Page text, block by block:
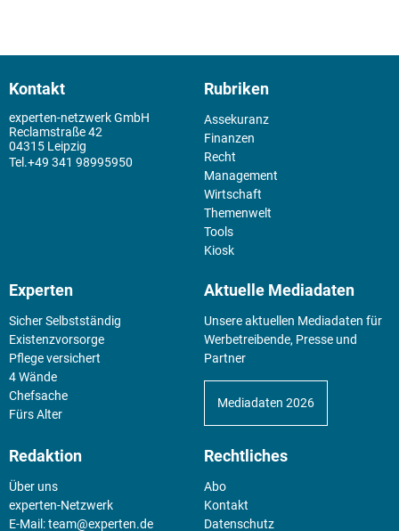
Kontakt
experten-netzwerk GmbH
Reclamstraße 42
04315 Leipzig
+49 341 98995950
Rubriken
Assekuranz
Finanzen
Recht
Management
Wirtschaft
Themenwelt
Tools
Kiosk
Experten
Sicher Selbstständig
Existenz­vorsorge
Pflege versichert
4 Wände
Chefsache
Fürs Alter
Aktuelle Mediadaten
Unsere aktuellen Mediadaten für
Werbetreibende, Presse und
Partner
Mediadaten 2026
Redaktion
Über uns
experten-Netzwerk
E-Mail:team@experten.de
Rechtliches
Abo
Kontakt
Datenschutz